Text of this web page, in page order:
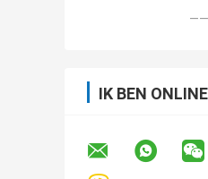
——
IK BEN